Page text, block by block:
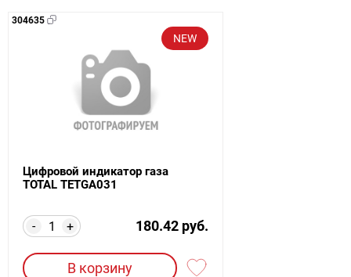
304635
NEW
Цифровой индикатор газа
TOTAL TETGA031
+
- 180.42 руб.
В корзину